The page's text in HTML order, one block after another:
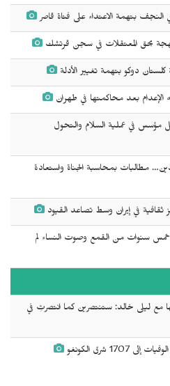
بتهمة الاعتداء على فتاة قاصر
بحق المعتقلات في سجن قرتشك
دوكو بتهمة تغيير الأدلة
بعد محاكمتها في طهران
مؤسس في عملية السلام والتحول
مطالبات بمحاسبة الجناة واستعادة
في إيران وسط تصاعد القيود
خمس سنوات من القمع وصوت النساء لم
مع ليلى خالد: ستنتصرين كما انتصرتِ في
شرق الكونغو